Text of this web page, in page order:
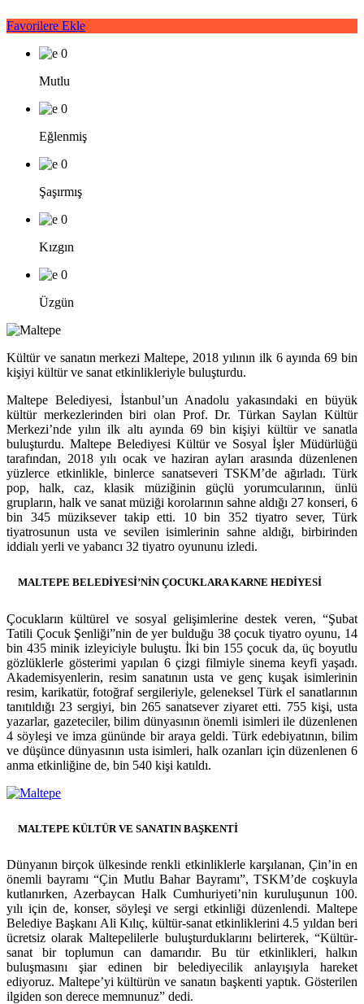
Favorilere Ekle
0
Mutlu
0
Eğlenmiş
0
Şaşırmış
0
Kızgın
0
Üzgün
Kültür ve sanatın merkezi Maltepe, 2018 yılının ilk 6 ayında 69 bin
kişiyi kültür ve sanat etkinlikleriyle buluşturdu.
Maltepe Belediyesi, İstanbul’un Anadolu yakasındaki en büyük
kültür merkezlerinden biri olan Prof. Dr. Türkan Saylan Kültür
Merkezi’nde yılın ilk altı ayında 69 bin kişiyi kültür ve sanatla
buluşturdu. Maltepe Belediyesi Kültür ve Sosyal İşler Müdürlüğü
tarafından, 2018 yılı ocak ve haziran ayları arasında düzenlenen
yüzlerce etkinlikle, binlerce sanatseveri TSKM’de ağırladı. Türk
pop, halk, caz, klasik müziğinin güçlü yorumcularının, ünlü
grupların, halk ve sanat müziği korolarının sahne aldığı 27 konseri, 6
bin 345 müziksever takip etti. 10 bin 352 tiyatro sever, Türk
tiyatrosunun usta ve sevilen isimlerinin sahne aldığı, birbirinden
iddialı yerli ve yabancı 32 tiyatro oyununu izledi.
MALTEPE BELEDİYESİ’NİN ÇOCUKLARA KARNE HEDİYESİ
Çocukların kültürel ve sosyal gelişimlerine destek veren, “Şubat
Tatili Çocuk Şenliği”nin de yer bulduğu 38 çocuk tiyatro oyunu, 14
bin 435 minik izleyiciyle buluştu. İki bin 155 çocuk da, üç boyutlu
gözlüklerle gösterimi yapılan 6 çizgi filmiyle sinema keyfi yaşadı.
Akademisyenlerin, resim sanatının usta ve genç kuşak isimlerinin
resim, karikatür, fotoğraf sergileriyle, geleneksel Türk el sanatlarının
tanıtıldığı 23 sergiyi, bin 265 sanatsever ziyaret etti. 755 kişi, usta
yazarlar, gazeteciler, bilim dünyasının önemli isimleri ile düzenlenen
4 söyleşi ve imza gününde bir araya geldi. Türk edebiyatının, bilim
ve düşünce dünyasının usta isimleri, halk ozanları için düzenlenen 6
anma etkinliğine de, bin 540 kişi katıldı.
MALTEPE KÜLTÜR VE SANATIN BAŞKENTİ
Dünyanın birçok ülkesinde renkli etkinliklerle karşılanan, Çin’in en
önemli bayramı “Çin Mutlu Bahar Bayramı”, TSKM’de coşkuyla
kutlanırken, Azerbaycan Halk Cumhuriyeti’nin kuruluşunun 100.
yılı için de, konser, söyleşi ve sergi etkinliği düzenlendi. Maltepe
Belediye Başkanı Ali Kılıç, kültür-sanat etkinliklerini 4.5 yıldan beri
ücretsiz olarak Maltepelilerle buluşturduklarını belirterek, “Kültür-
sanat bir toplumun can damarıdır. Bu tür etkinlikleri, halkın
buluşmasını şiar edinen bir belediyecilik anlayışıyla hareket
ediyoruz. Maltepe’yi kültürün ve sanatın başkenti yaptık. Gösterilen
ilgiden son derece memnunuz” dedi.